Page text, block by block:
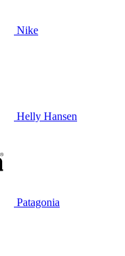
Nike
Helly Hansen
Patagonia